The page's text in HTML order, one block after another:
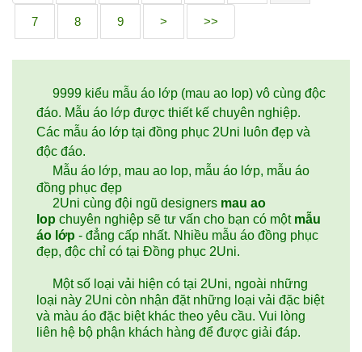
7 8 9 > >>
9999 kiểu mẫu áo lớp (mau ao lop) vô cùng độc
đáo. Mẫu áo lớp được thiết kế chuyên nghiệp.
Các mẫu áo lớp tại đồng phục 2Uni luôn đẹp và
độc đáo.
Mẫu áo lớp, mau ao lop, mẫu áo lớp, mẫu áo
đồng phục đẹp
2Uni cùng đội ngũ designers mau ao
lop chuyên nghiệp sẽ tư vấn cho bạn có một mẫu
áo lớp - đẳng cấp nhất. Nhiều mẫu áo đồng phục
đẹp, độc chỉ có tại Đồng phục 2Uni.
Một số loại vải hiện có tại 2Uni, ngoài những
loại này 2Uni còn nhận đặt những loại vải đặc biệt
và màu áo đặc biệt khác theo yêu cầu. Vui lòng
liên hệ bộ phận khách hàng để được giải đáp.